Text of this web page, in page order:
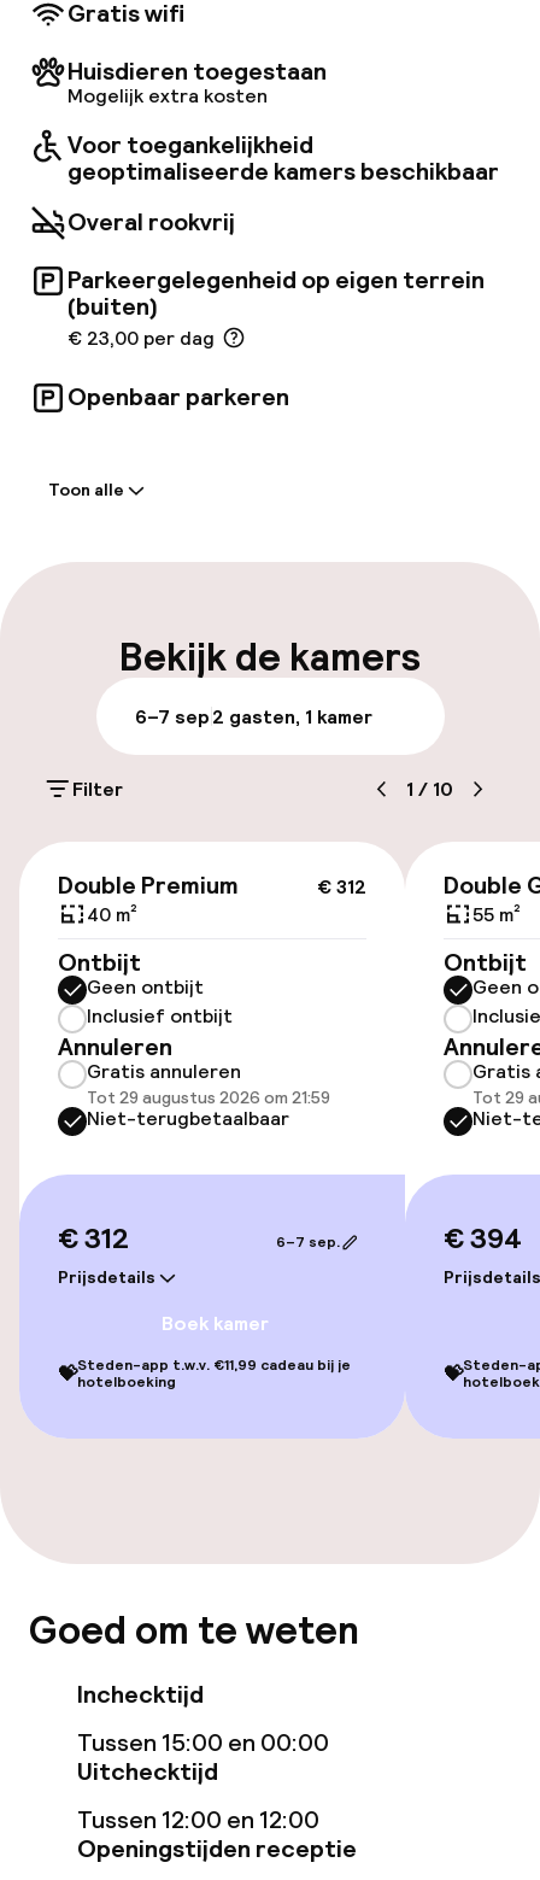
energie op te doen, even weg van de drukte
van de stad.
Gratis wifi
Huisdieren toegestaan
Mogelijk extra kosten
Voor toegankelijkheid
geoptimaliseerde kamers beschikbaar
Overal rookvrij
Parkeergelegenheid op eigen terrein
(buiten)
€ 23,00 per dag
Openbaar parkeren
Laat uitchecken mogelijk
Bagageruimte
Parkeren & mobiliteit
(buiten)
€ 23,00 per dag
Openbaar parkeren
Luchthavenshuttle
Toegankelijkheid
Lift
Voor toegankelijkheid
geoptimaliseerde kamers beschikbaar
Zwemmen & wellness
Zoetwater binnenzwembad
Zoetwater buitenzwembad
Hot tub
Stoombad
Toon alle
Bekijk de kamers
6–7 sep2 gasten, 1 kamer
Filter 1 / 10
€ 312
Double Premium
40 m²
Ontbijt
Geen ontbijt
Inclusief ontbijt
Annuleren
Gratis annuleren
Tot 29 augustus 2026 om 21:59
Niet-terugbetaalbaar
€ 312
Prijsdetails
6–7 sep.
Boek kamer
💝Steden-app t.w.v. €11,99 cadeau bij je
hotelboeking
Double
55 m²
Ontbijt
Geen
Gratis
Tot 29
Niet-
€ 394
Prijsdetails
💝Steden-
Goed om te weten
Inchecktijd
Tussen 15:00 en 00:00
Uitchecktijd
Tussen 12:00 en 12:00
Openingstijden receptie